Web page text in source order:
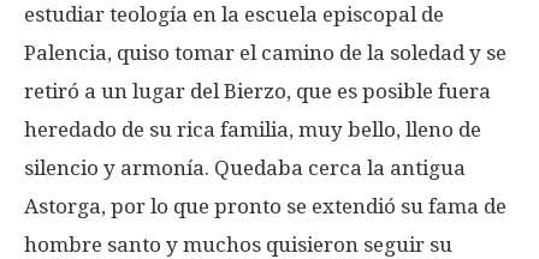
estudiar teología en la escuela episcopal de
Palencia, quiso tomar el camino de la soledad y se
retiró a un lugar del Bierzo, que es posible fuera
heredado de su rica familia, muy bello, lleno de
silencio y armonía. Quedaba cerca la antigua
Astorga, por lo que pronto se extendió su fama de
hombre santo y muchos quisieron seguir su